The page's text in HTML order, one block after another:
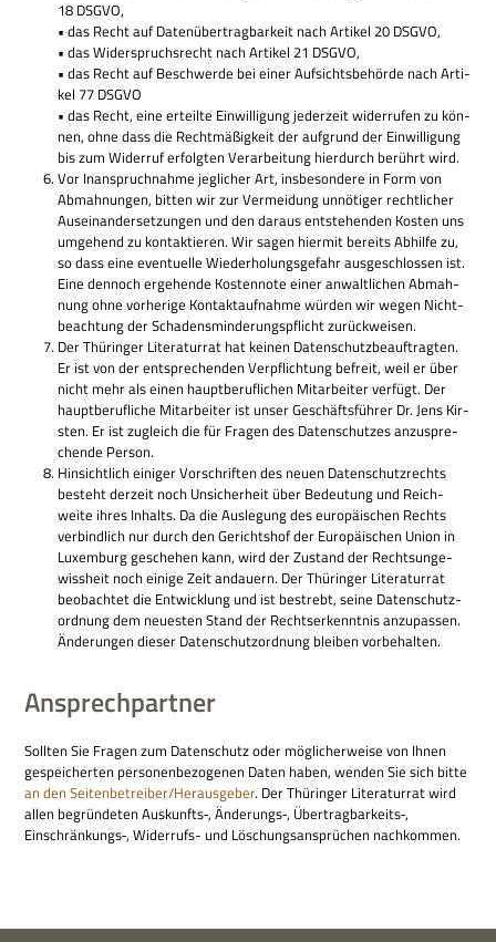
18 DSGVO,
• das Recht auf Daten­über­trag­bar­keit nach Arti­kel 20 DSGVO,
• das Wider­spruchs­recht nach Arti­kel 21 DSGVO,
• das Recht auf Beschwerde bei einer Auf­sichts­be­hörde nach Arti­
kel 77 DSGVO
• das Recht, eine erteilte Ein­wil­li­gung jeder­zeit wider­ru­fen zu kön­
nen, ohne dass die Recht­mä­ßig­keit der auf­grund der Ein­wil­li­gung
bis zum Wider­ruf erfolg­ten Ver­ar­bei­tung hier­durch berührt wird.
Vor Inan­spruch­nahme jeg­li­cher Art, ins­be­son­dere in Form von
Abmah­nun­gen, bit­ten wir zur Ver­mei­dung unnö­ti­ger recht­li­cher
Aus­ein­an­der­set­zun­gen und den dar­aus ent­ste­hen­den Kosten uns
umge­hend zu kon­tak­tie­ren. Wir sagen hier­mit bereits Abhilfe zu,
so dass eine even­tu­elle Wie­der­ho­lungs­ge­fahr aus­ge­schlos­sen ist.
Eine den­noch erge­hende Kosten­note einer anwalt­li­chen Abmah­
nung ohne vor­he­rige Kon­takt­auf­nahme wür­den wir wegen Nicht­
be­ach­tung der Scha­dens­min­de­rungs­pflicht zurückweisen.
Der Thü­rin­ger Lite­ra­tur­rat hat kei­nen Daten­schutz­be­auf­trag­ten.
Er ist von der ent­spre­chen­den Ver­pflich­tung befreit, weil er über
nicht mehr als einen haupt­be­ruf­li­chen Mit­ar­bei­ter ver­fügt. Der
haupt­be­ruf­li­che Mit­ar­bei­ter ist unser Geschäfts­füh­rer Dr. Jens Kir­
sten. Er ist zugleich die für Fra­gen des Daten­schut­zes anzu­spre­
chende Person.
Hin­sicht­lich eini­ger Vor­schrif­ten des neuen Daten­schutz­rechts
besteht der­zeit noch Unsi­cher­heit über Bedeu­tung und Reich­
weite ihres Inhalts. Da die Aus­le­gung des euro­päi­schen Rechts
ver­bind­lich nur durch den Gerichts­hof der Euro­päi­schen Union in
Luxem­burg gesche­hen kann, wird der Zustand der Rechts­un­ge­
wiss­heit noch einige Zeit andau­ern. Der Thü­rin­ger Lite­ra­tur­rat
beob­ach­tet die Ent­wick­lung und ist bestrebt, seine Daten­schutz­
ord­nung dem neue­sten Stand der Rechts­er­kennt­nis anzu­pas­sen.
Ände­run­gen die­ser Daten­schutz­ord­nung blei­ben vorbehalten.
Ansprechpartner
Soll­ten Sie Fra­gen zum Daten­schutz oder mög­li­cher­weise von Ihnen
gespei­cher­ten per­so­nen­be­zo­ge­nen Daten haben, wen­den Sie sich bitte
an den Seitenbetreiber/Herausgeber. Der Thü­rin­ger Lite­ra­tur­rat wird
allen begrün­de­ten Auskunfts‑, Änderungs‑, Übertragbarkeits‑,
Einschränkungs‑, Wider­rufs- und Löschungs­an­sprü­chen nachkommen.